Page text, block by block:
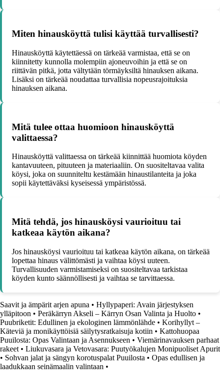
Miten hinausköyttä tulisi käyttää turvallisesti?
Hinausköyttä käytettäessä on tärkeää varmistaa, että se on
kiinnitetty kunnolla molempiin ajoneuvoihin ja että se on
riittävän pitkä, jotta vältytään törmäyksiltä hinauksen aikana.
Lisäksi on tärkeää noudattaa turvallisia nopeusrajoituksia
hinauksen aikana.
Mitä tulee ottaa huomioon hinausköyttä
valittaessa?
Hinausköyttä valittaessa on tärkeää kiinnittää huomiota köyden
kantavuuteen, pituuteen ja materiaaliin. On suositeltavaa valita
köysi, joka on suunniteltu kestämään hinaustilanteita ja joka
sopii käytettäväksi kyseisessä ympäristössä.
Mitä tehdä, jos hinausköysi vaurioituu tai
katkeaa käytön aikana?
Jos hinausköysi vaurioituu tai katkeaa käytön aikana, on tärkeää
lopettaa hinaus välittömästi ja vaihtaa köysi uuteen.
Turvallisuuden varmistamiseksi on suositeltavaa tarkistaa
köyden kunto säännöllisesti ja vaihtaa se tarvittaessa.
Saavit ja ämpärit arjen apuna • Hyllypaperi: Avain järjestyksen
ylläpitoon • Peräkärryn Akseli – Kärryn Osan Valinta ja Huolto •
Puubriketit: Edullinen ja ekologinen lämmönlähde • Korihyllyt –
Käteviä ja monikäyttöisiä säilytysratkaisuja kotiin • Kattohuopaa
Puuilosta: Opas Valintaan ja Asennukseen • Viemärinavauksen parhaat
rakeet • Liukuvasara ja Vetovasara: Puutyökalujen Monipuoliset Apurit
• Sohvan jalat ja sängyn korotuspalat Puuilosta • Opas edullisen ja
laadukkaan seinämaalin valintaan •